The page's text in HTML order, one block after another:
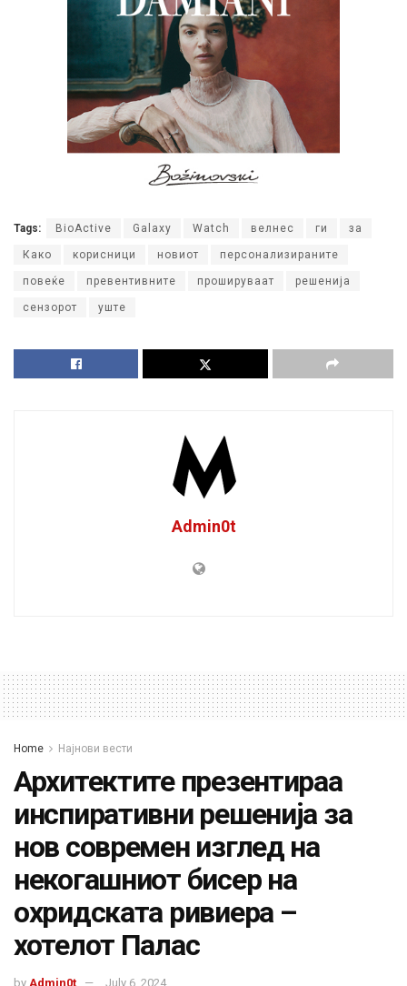
Tags: BioActive Galaxy Watch велнес ги за
Како корисници новиот персонализираните
повеќе превентивните прошируваат решенија
сензорот уште
Admin0t
Home Најнови вести
Архитектите презентираа
инспиративни решенија за
нов современ изглед на
некогашниот бисер на
охридската ривиера –
хотелот Палас
by Admin0t July 6, 2024